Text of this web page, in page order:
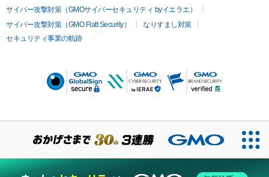
サイバー攻撃対策（GMOサイバーセキュリティ byイエラエ）
サイバー攻撃対策（GMO Flatt Security）
なりすまし対策
セキュリティ事業の軌跡